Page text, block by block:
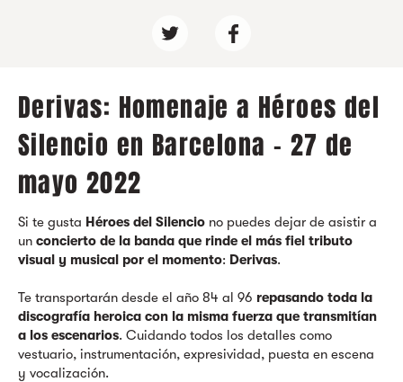
Derivas: Homenaje a Héroes del
Silencio en Barcelona - 27 de
mayo 2022
Si te gusta Héroes del Silencio no puedes dejar de asistir a
un concierto de la banda que rinde el más fiel tributo
visual y musical por el momento: Derivas.
Te transportarán desde el año 84 al 96 repasando toda la
discografía heroica con la misma fuerza que transmitían
a los escenarios. Cuidando todos los detalles como
vestuario, instrumentación, expresividad, puesta en escena
y vocalización.